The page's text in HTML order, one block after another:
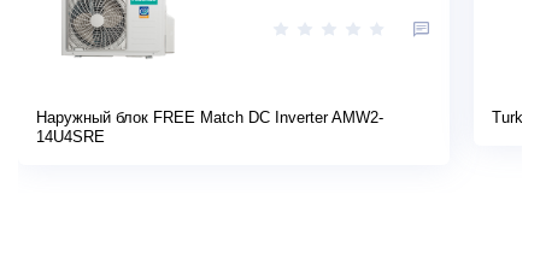
Наружный блок FREE Match DC Inverter AMW2-
14U4SRE